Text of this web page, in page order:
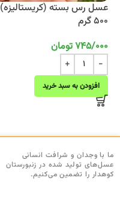
عسل رس بسته (کریستالیزه)
500 گرم
745/000تومان
افزودن به سبد خرید
ما با وجدان و شرافت انسانی
عسل‌های تولید شده در زنبورستان
کوهدار را تضمین می‌کنیم.